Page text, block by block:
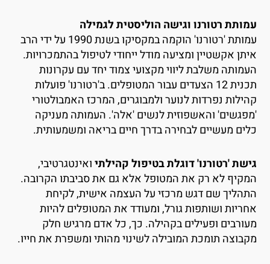
רטורנו וגישה הוליסטית לגמילה
עמותת 'רטורנו' הוקמה במקסיקו בשנת 1990 על ידי הרב
אקשטיין ומציעה מודל ייחודי לטיפול בהתמכרויות.
משלבת ליווי מקצועי צמוד יחד עם עקרונות
תכנית 12 הצעדים עבור המטופלים. ב'רטורנו' פועלות
נפרדות לנוער ולמבוגרים, המרכז האמבולטורי
והאשפוזית לנשים 'אלה'. העמותה מעניקה
מעשיים לבחירה בדרך חיים בריאה ומשמעותית.
'רטורנו' דוגלת בטיפול קהילתיואינטגרטיבי,
לא רק את המטופל אלא גם את סביבתו הקרובה.
שם דגש מרכזי על העצמה אישית, לקיחת
ושותפות גורל, ומעודד את המטופלים להיות
ופעילים בקהילה. כך, כל אדם מרגיש חלק
תומכת המובילה לשינוי מהותי ומשפרת את חייו.